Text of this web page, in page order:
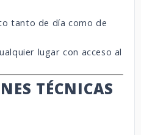
tanto de día como de
lugar con acceso al
TÉCNICAS